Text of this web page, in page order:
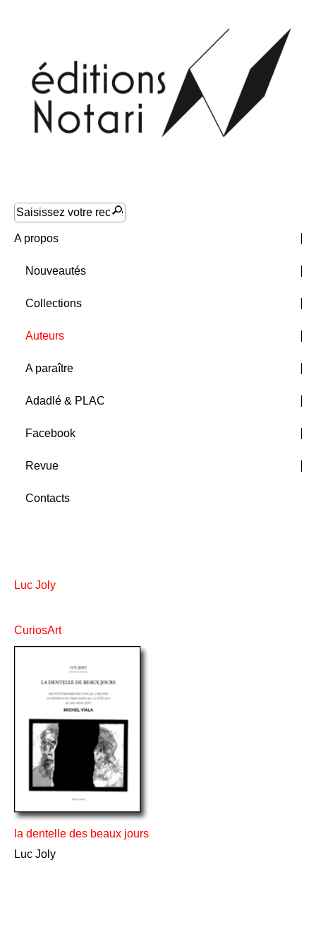
A propos
Nouveautés
Collections
Auteurs
A paraître
Adadlé & PLAC
Facebook
Revue
Contacts
Luc Joly
CuriosArt
la dentelle des beaux jours
Luc Joly